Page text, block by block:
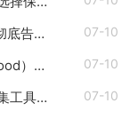
仓？ 07-10
解析 07-10
作指南 07-10